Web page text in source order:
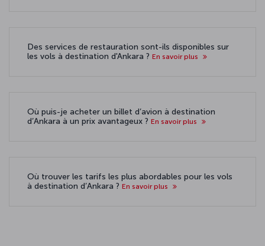
Des services de restauration sont-ils disponibles sur
les vols à destination d'Ankara ? En savoir plus
Où puis-je acheter un billet d’avion à destination
d’Ankara à un prix avantageux ? En savoir plus
Où trouver les tarifs les plus abordables pour les vols
à destination d’Ankara ? En savoir plus